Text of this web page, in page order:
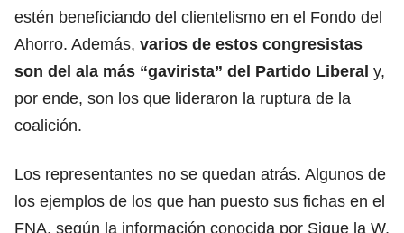
estén beneficiando del clientelismo en el Fondo del
Ahorro. Además, varios de estos congresistas
son del ala más “gavirista” del Partido Liberal y,
por ende, son los que lideraron la ruptura de la
coalición.
Los representantes no se quedan atrás. Algunos de
los ejemplos de los que han puesto sus fichas en el
FNA, según la información conocida por Sigue la W,